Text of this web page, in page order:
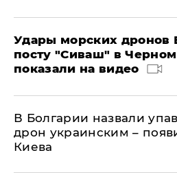
Удары морских дронов
посту "Сиваш" в
показали на видео
В Болгарии назвали
дрон украинским –
Киева